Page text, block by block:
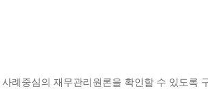
례중심의 재무관리원론을 확인할 수 있도록